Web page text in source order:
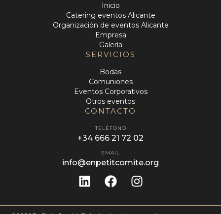
Inicio
Catering eventos Alicante
Organización de eventos Alicante
Empresa
Galería
SERVICIOS
Bodas
Comuniones
Eventos Corporativos
Otros eventos
CONTACTO
TELÉFONO
+34 666 21 72 02
EMAIL
info@enpetitcomite.org